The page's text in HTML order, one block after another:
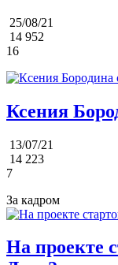
25/08/21
14 952
16
Ксения
13/07/21
14 223
7
За кадром
На проекте